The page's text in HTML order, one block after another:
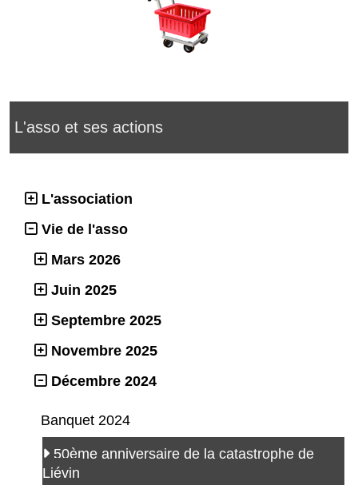
L'asso et ses actions
L'association
Vie de l'asso
Mars 2026
Juin 2025
Septembre 2025
Novembre 2025
Décembre 2024
Banquet 2024
50ème anniversaire de la catastrophe de
Liévin